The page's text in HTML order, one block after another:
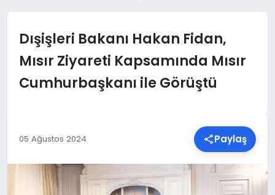
MAGAZIN
SAĞLIK
SPOR
TEKNOLOJI
Dışişleri Bakanı Hakan Fidan,
Mısır Ziyareti Kapsamında Mısır
Cumhurbaşkanı ile Görüştü
05 Ağustos 2024 Paylaş